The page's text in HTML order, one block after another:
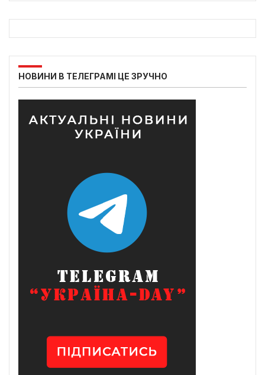
НОВИНИ В ТЕЛЕГРАМІ ЦЕ ЗРУЧНО